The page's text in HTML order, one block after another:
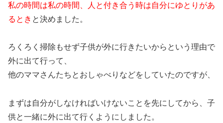
私の時間は私の時間、人と付き合う時は自分にゆとりがあ
るとき と決めました。
ろくろく掃除もせず子供が外に行きたいからという理由で
外に出て行って、
他のママさんたちとおしゃべりなどをしていたのですが、
まずは自分がしなければいけないことを先にしてから、子
供と一緒に外に出て行くようにしました。